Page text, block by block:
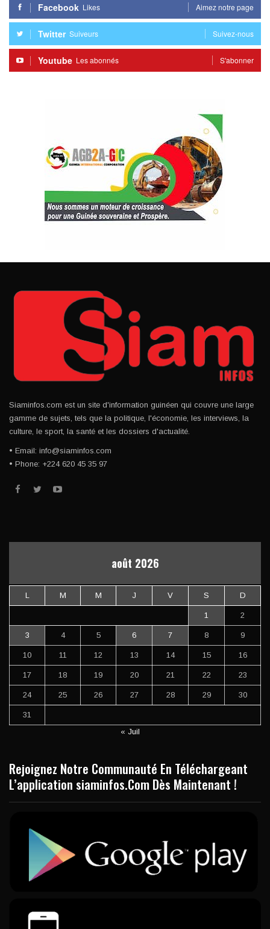
Facebook Likes Aimez notre page
Twitter Suiveurs Suivez-nous
Youtube Les abonnés S'abonner
Siaminfos.com est un site d'information guinéen qui couvre une large
gamme de sujets, tels que la politique, l'économie, les interviews, la
culture, le sport, la santé et les dossiers d'actualité.
• Email: info@siaminfos.com
• Phone: +224 620 45 35 97
août 2026
L M M J V S D
1 2
3 4 5 6 7 8 9
10 11 12 13 14 15 16
17 18 19 20 21 22 23
24 25 26 27 28 29 30
31
« Juil
Rejoignez Notre Communauté En Téléchargeant
L’application siaminfos.Com Dès Maintenant !